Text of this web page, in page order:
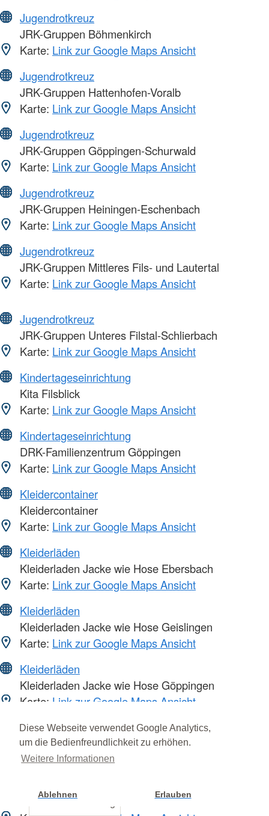
Diese Webseite verwendet Google Analytics,
um die Bedienfreundlichkeit zu erhöhen.
Weitere Informationen
Ablehnen Erlauben
Jugendrotkreuz
JRK-Gruppen Böhmenkirch
Karte: Link zur Google Maps Ansicht
Jugendrotkreuz
JRK-Gruppen Hattenhofen-Voralb
Karte: Link zur Google Maps Ansicht
Jugendrotkreuz
JRK-Gruppen Göppingen-Schurwald
Karte: Link zur Google Maps Ansicht
Jugendrotkreuz
JRK-Gruppen Heiningen-Eschenbach
Karte: Link zur Google Maps Ansicht
Jugendrotkreuz
JRK-Gruppen Mittleres Fils- und Lautertal
Karte: Link zur Google Maps Ansicht
Jugendrotkreuz
JRK-Gruppen Unteres Filstal-Schlierbach
Karte: Link zur Google Maps Ansicht
Kindertageseinrichtung
Kita Filsblick
Karte: Link zur Google Maps Ansicht
Kindertageseinrichtung
DRK-Familienzentrum Göppingen
Karte: Link zur Google Maps Ansicht
Kleidercontainer
Kleidercontainer
Karte: Link zur Google Maps Ansicht
Kleiderläden
Kleiderladen Jacke wie Hose Ebersbach
Karte: Link zur Google Maps Ansicht
Kleiderläden
Kleiderladen Jacke wie Hose Geislingen
Karte: Link zur Google Maps Ansicht
Kleiderläden
Kleiderladen Jacke wie Hose Göppingen
Karte: Link zur Google Maps Ansicht
Ortsvereine
Ortsverein Eislingen
Karte:Link zur Google Maps Ansicht
Ortsverein Geislingen